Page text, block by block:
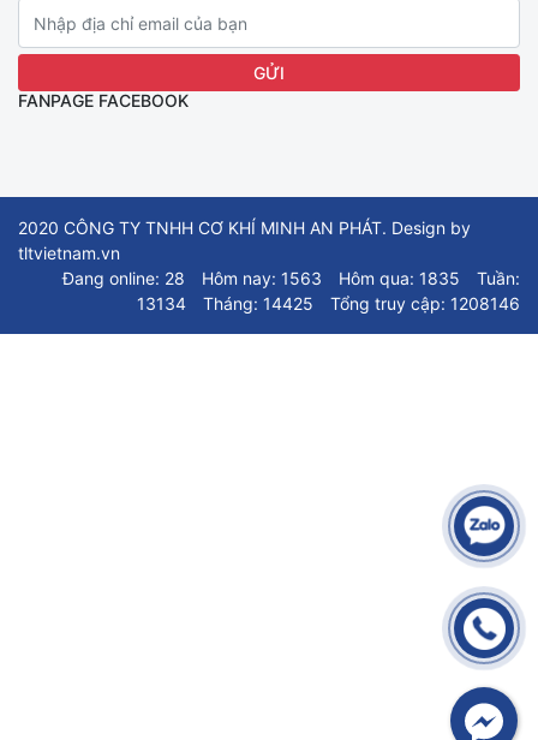
FANPAGE FACEBOOK
2020 CÔNG TY TNHH CƠ KHÍ MINH AN PHÁT. Design by
tltvietnam.vn
Đang online: 28
Hôm nay: 1563 Hôm qua: 1835
Tuần:
13134
Tháng: 14425 Tổng truy cập: 1208146